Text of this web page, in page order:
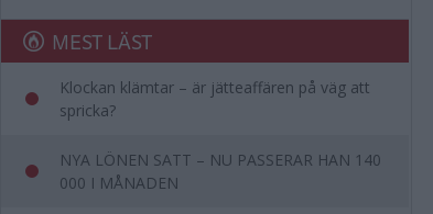
MEST LÄST
Klockan klämtar – är jätteaffären på väg att
spricka?
NYA LÖNEN SATT – NU PASSERAR HAN 140
000 I MÅNADEN